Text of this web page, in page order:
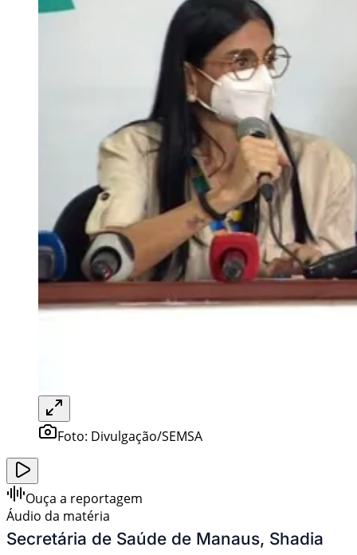
Foto: Divulgação/SEMSA
Ouça a reportagem
Áudio da matéria
Secretária de Saúde de Manaus, Shadia